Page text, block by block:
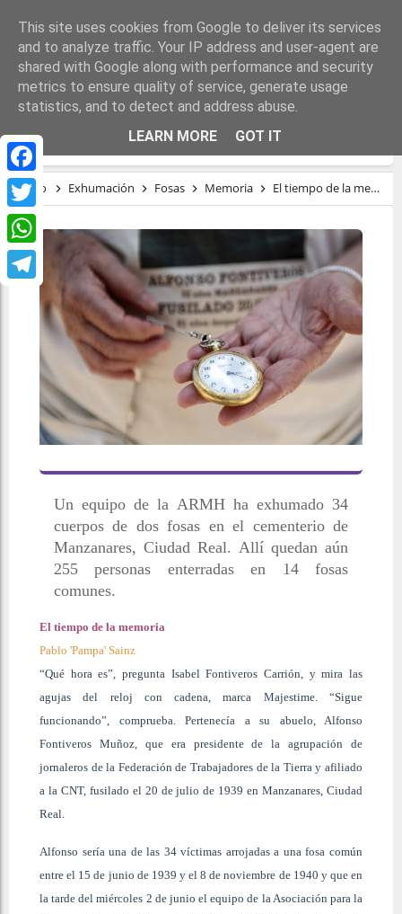
Facebook
Twitter
WhatsApp
Telegram
EL TIEMPO DE LA MEMORIA
Inicio Exhumación Fosas Memoria El tiempo de la memoria
Un equipo de la ARMH ha exhumado 34
cuerpos de dos fosas en el cementerio de
Manzanares, Ciudad Real. Allí quedan aún
255 personas enterradas en 14 fosas
comunes.
El tiempo de la memoria
Pablo 'Pampa' Sainz
“Qué hora es”, pregunta Isabel Fontiveros Carrión, y mira las
agujas del reloj con cadena, marca Majestime. “Sigue
funcionando”, comprueba. Pertenecía a su abuelo, Alfonso
Fontiveros Muñoz, que era presidente de la agrupación de
jornaleros de la Federación de Trabajadores de la Tierra y afiliado
a la CNT, fusilado el 20 de julio de 1939 en Manzanares, Ciudad
Real.
Alfonso sería una de las 34 víctimas arrojadas a una fosa común
entre el 15 de junio de 1939 y el 8 de noviembre de 1940 y que en
la tarde del miércoles 2 de junio el equipo de la Asociación para la
This site uses cookies from Google to deliver its services
and to analyze traffic. Your IP address and user-agent are
shared with Google along with performance and security
metrics to ensure quality of service, generate usage
statistics, and to detect and address abuse.
LEARN MORE
GOT IT